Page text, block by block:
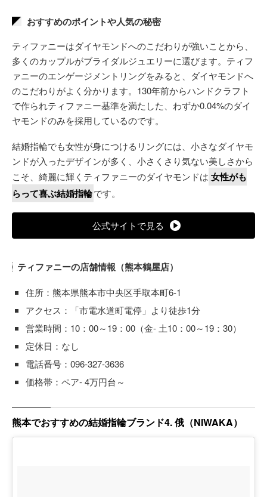
おすすめのポイントや人気の秘密
ティファニーはダイヤモンドへのこだわりが強いことから、
多くのカップルがブライダルジュエリーに選びます。ティフ
ァニーのエンゲージメントリングをみると、ダイヤモンドへ
のこだわりがよく分かります。130年前からハンドクラフト
で作られティファニー基準を満たした、わずか0.04%のダイ
ヤモンドのみを採用しているのです。
結婚指輪でも女性が身につけるリングには、小さなダイヤモ
ンドが入ったデザインが多く、小さくさり気ない美しさから
こそ、綺麗に輝くティファニーのダイヤモンドは 女性がも
らって喜ぶ結婚指輪です。
公式サイトで見る
ティファニーの店舗情報（熊本鶴屋店）
住所：熊本県熊本市中央区手取本町6-1
アクセス：「市電水道町電停」より徒歩1分
営業時間：10：00～19：00（金- 土10：00～19：30）
定休日：なし
電話番号：096-327-3636
価格帯：ペア- 4万円台～
熊本でおすすめの結婚指輪ブランド4. 俄（NIWAKA）